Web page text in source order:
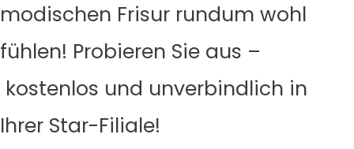
modischen Frisur rundum wohl
fühlen! Probieren Sie aus –
kostenlos und unverbindlich in
Ihrer Star-Filiale!